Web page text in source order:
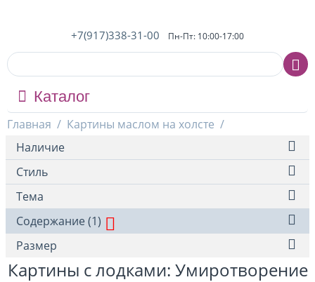
+7(917)338-31-00 Пн-Пт: 10:00-17:00
Каталог
Главная / Картины маслом на холсте /
Наличие
Стиль
Тема
Содержание (1)
Размер
Картины с лодками: Умиротворение